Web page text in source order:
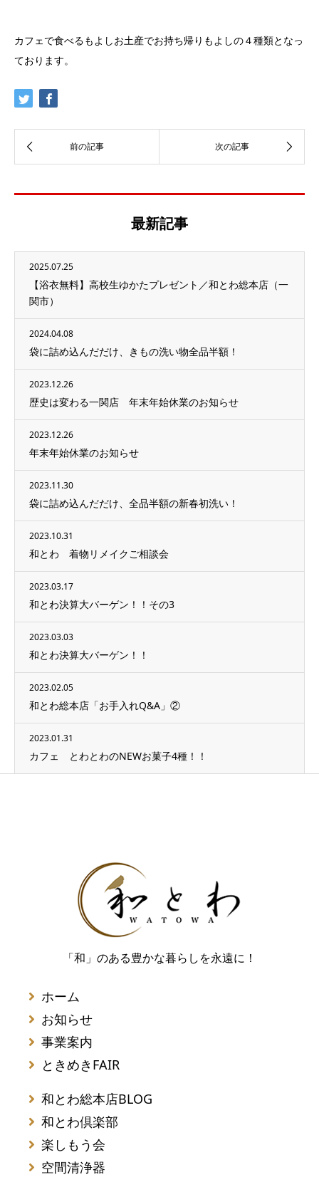
カフェで食べるもよしお土産でお持ち帰りもよしの４種類となっ
ております。
最新記事
2025.07.25
【浴衣無料】高校生ゆかたプレゼント／和とわ総本店（一
関市）
2024.04.08
袋に詰め込んだだけ、きもの洗い物全品半額！
2023.12.26
歴史は変わる一関店 年末年始休業のお知らせ
2023.12.26
年末年始休業のお知らせ
2023.11.30
袋に詰め込んだだけ、全品半額の新春初洗い！
2023.10.31
和とわ 着物リメイクご相談会
2023.03.17
和とわ決算大バーゲン！！その3
2023.03.03
和とわ決算大バーゲン！！
2023.02.05
和とわ総本店「お手入れQ&A」②
2023.01.31
カフェ とわとわのNEWお菓子4種！！
「和」のある豊かな暮らしを永遠に！
ホーム
お知らせ
事業案内
ときめきFAIR
和とわ総本店BLOG
和とわ倶楽部
楽しもう会
空間清浄器